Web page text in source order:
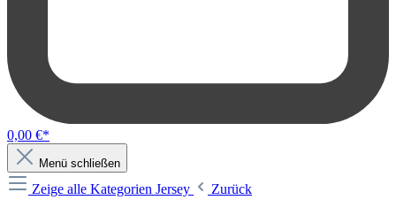
0,00 €*
Menü schließen
Zeige alle Kategorien Jersey
Zurück